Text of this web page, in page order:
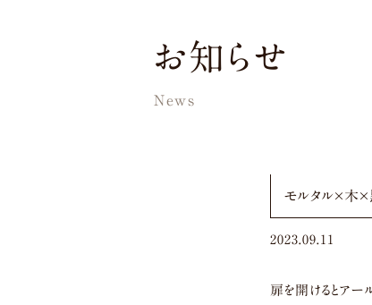
お知らせ
News
モルタル×木×
2023.09.11
扉を開けるとアー